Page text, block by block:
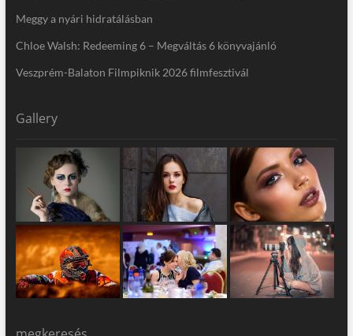
Meggy a nyári hidratálásban
Chloe Walsh: Redeeming 6 – Megváltás 6 könyvajánló
Veszprém-Balaton Filmpiknik 2026 filmfesztivál
Gallery